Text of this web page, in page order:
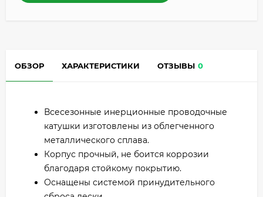
ОБЗОР ХАРАКТЕРИСТИКИ ОТЗЫВЫ 0
Всесезонные инерционные проводочные
катушки изготовлены из облегченного
металлического сплава.
Корпус прочный, не боится коррозии
благодаря стойкому покрытию.
Оснащены системой принудительного